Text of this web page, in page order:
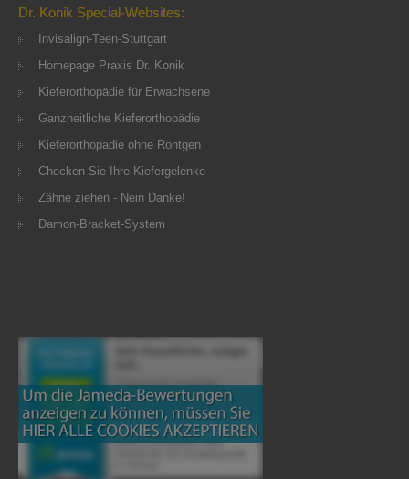
Dr. Konik Special-Websites:
Invisalign-Teen-Stuttgart
Homepage Praxis Dr. Konik
Kieferorthopädie für Erwachsene
Ganzheitliche Kieferorthopädie
Kieferorthopädie ohne Röntgen
Checken Sie Ihre Kiefergelenke
Zähne ziehen - Nein Danke!
Damon-Bracket-System